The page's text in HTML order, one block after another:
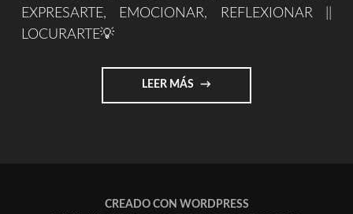
EXPRESARTE, EMOCIONAR, REFLEXIONAR ||
LOCURARTE💡
LEER MÁS "LOCURARTE.COM"
CREADO CON WORDPRESS